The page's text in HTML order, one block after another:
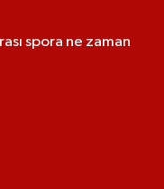
spora ne zaman